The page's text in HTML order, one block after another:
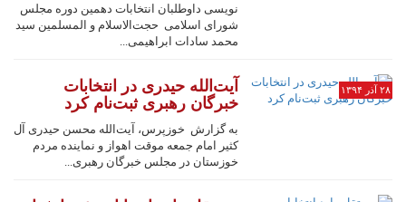
نویسی داوطلبان انتخابات دهمین دوره مجلس
شورای اسلامی حجت‌الاسلام و المسلمین سید
محمد سادات ابراهیمی...
۲۸ آذر ۱۳۹۴
آیت‌الله حیدری در انتخابات
خبرگان رهبری ثبت‌نام کرد
به گزارش خوزپرس، آیت‌الله محسن حیدری آل
کثیر امام جمعه موقت اهواز و نماینده مردم
خوزستان در مجلس خبرگان رهبری...